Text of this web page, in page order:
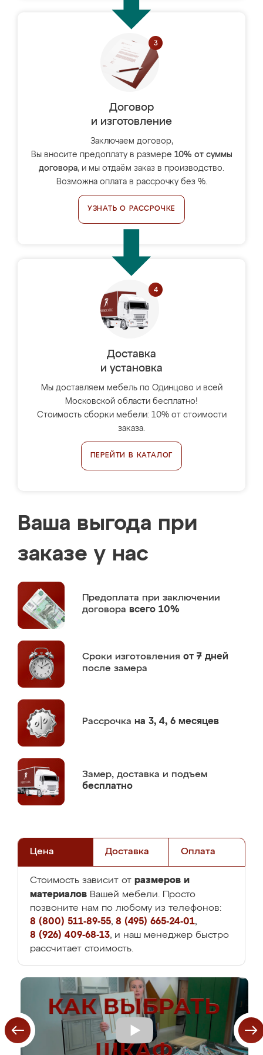
Договор
и изготовление
Заключаем договор,
Вы вносите предоплату в размере 10% от суммы
договора, и мы отдаём заказ в производство.
Возможна оплата в рассрочку без %.
УЗНАТЬ О РАССРОЧКЕ
Доставка
и установка
Мы доставляем мебель по Одинцово и всей
Московской области бесплатно!
Стоимость сборки мебели: 10% от стоимости
заказа.
ПЕРЕЙТИ В КАТАЛОГ
Ваша выгода при
заказе у нас
Предоплата при заключении
договора всего 10%
Сроки изготовления от 7 дней
после замера
Рассрочка на 3, 4, 6 месяцев
Замер, доставка и подъем
бесплатно
Цена Доставка Оплата
Стоимость зависит от размеров и
материалов Вашей мебели. Просто
позвоните нам по любому из телефонов:
8 (800) 511-89-55, 8 (495) 665-24-01,
8 (926) 409-68-13, и наш менеджер быстро
рассчитает стоимость.